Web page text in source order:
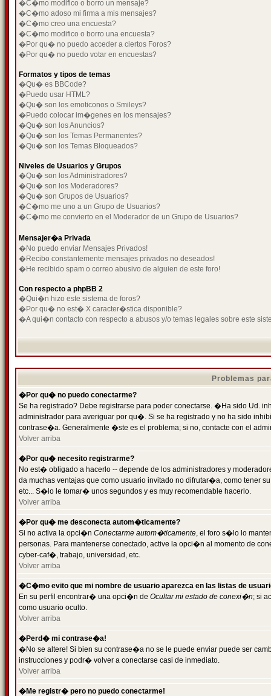
�C�mo modifico o borro un mensaje?
�C�mo adoso mi firma a mis mensajes?
�C�mo creo una encuesta?
�C�mo modifico o borro una encuesta?
�Por qu� no puedo acceder a ciertos Foros?
�Por qu� no puedo votar en encuestas?
Formatos y tipos de temas
�Qu� es BBCode?
�Puedo usar HTML?
�Qu� son los emoticonos o Smileys?
�Puedo colocar im�genes en los mensajes?
�Qu� son los Anuncios?
�Qu� son los Temas Permanentes?
�Qu� son los Temas Bloqueados?
Niveles de Usuarios y Grupos
�Qu� son los Administradores?
�Qu� son los Moderadores?
�Qu� son Grupos de Usuarios?
�C�mo me uno a un Grupo de Usuarios?
�C�mo me convierto en el Moderador de un Grupo de Usuarios?
Mensajer�a Privada
�No puedo enviar Mensajes Privados!
�Recibo constantemente mensajes privados no deseados!
�He recibido spam o correo abusivo de alguien de este foro!
Con respecto a phpBB 2
�Qui�n hizo este sistema de foros?
�Por qu� no est� X caracter�stica disponible?
�A qui�n contacto con respecto a abusos y/o temas legales sobre este
Problemas
�Por qu� no puedo conectarme?
Se ha registrado? Debe registrarse para poder conectarse. �Ha sido Ud.
administrador para averiguar por qu�. Si se ha registrado y no ha sido
contrase�a. Generalmente �ste es el problema; si no, contacte con el
Volver arriba
�Por qu� necesito registrarme?
No est� obligado a hacerlo -- depende de los administradores y
da muchas ventajas que como usuario invitado no difrutar�a, como tener
etc... S�lo le tomar� unos segundos y es muy recomendable hacerlo.
Volver arriba
�Por qu� me desconecta autom�ticamente?
Si no activa la opci�n Conectarme autom�ticamente, el foro s�lo lo
personas. Para mantenerse conectado, active la opci�n al momento de
cyber-caf�, trabajo, universidad, etc.
Volver arriba
�C�mo evito que mi nombre de usuario aparezca en las listas de
En su perfil encontrar� una opci�n de Ocultar mi estado de conexi�n; si
como usuario oculto.
Volver arriba
�Perd� mi contrase�a!
�No se altere! Si bien su contrase�a no se le puede enviar puede ser
instrucciones y podr� volver a conectarse casi de inmediato.
Volver arriba
�Me registr� pero no puedo conectarme!